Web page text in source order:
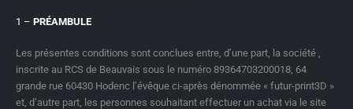
1 – PRÉAMBULE
Les présentes conditions sont conclues entre, d’une part, la société ,
inscrite au RCS de Beauvais sous le numéro 89364703200018, 64
grande rue 60430 Hodenc l’évêque ci-après dénommée « futur-print3D »
et, d’autre part, les personnes souhaitant effectuer un achat via le site